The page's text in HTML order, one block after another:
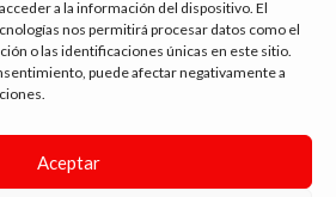
a la información del dispositivo. El
nos permitirá procesar datos como el
o las identificaciones únicas en este sitio.
puede afectar negativamente a
Aceptar